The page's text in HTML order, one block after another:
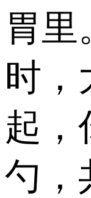
胃里
时，
起，
勺，